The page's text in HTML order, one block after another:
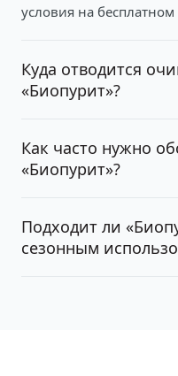
условия на бесплатном
Куда отводится
«Биопурит»?
Как часто нужно
«Биопурит»?
Подходит ли
сезонным